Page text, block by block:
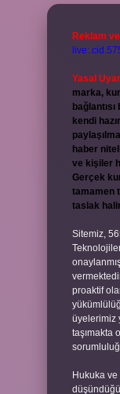
Reklam
Yasal
marka,
kendi
haber
ve kişiler
Gerçek
tamamen
taslak
Sitemiz,
proaktif
üyelerimiz
taşımakta
Hukuka